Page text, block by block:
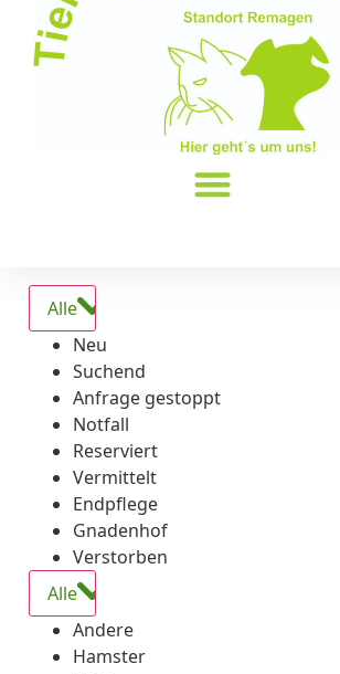
Alle
Neu
Suchend
Anfrage gestoppt
Notfall
Reserviert
Vermittelt
Endpflege
Gnadenhof
Verstorben
Alle
Andere
Hamster